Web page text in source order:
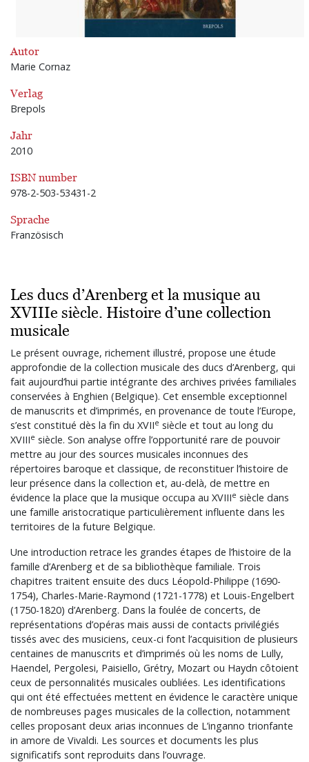
Autor
Marie Cornaz
Verlag
Brepols
Jahr
2010
ISBN number
978-2-503-53431-2
Sprache
Französisch
Les ducs d’Arenberg et la musique au
XVIIIe siècle. Histoire d’une collection
musicale
Le présent ouvrage, richement illustré, propose une étude
approfondie de la collection musicale des ducs d’Arenberg, qui
fait aujourd’hui partie intégrante des archives privées familiales
conservées à Enghien (Belgique). Cet ensemble exceptionnel
de manuscrits et d’imprimés, en provenance de toute l’Europe,
s’est constitué dès la fin du XVIIe siècle et tout au long du
XVIIIe siècle. Son analyse offre l’opportunité rare de pouvoir
mettre au jour des sources musicales inconnues des
répertoires baroque et classique, de reconstituer l’histoire de
leur présence dans la collection et, au-delà, de mettre en
évidence la place que la musique occupa au XVIIIe siècle dans
une famille aristocratique particulièrement influente dans les
territoires de la future Belgique.
Une introduction retrace les grandes étapes de l’histoire de la
famille d’Arenberg et de sa bibliothèque familiale. Trois
chapitres traitent ensuite des ducs Léopold-Philippe (1690-
1754), Charles-Marie-Raymond (1721-1778) et Louis-Engelbert
(1750-1820) d’Arenberg. Dans la foulée de concerts, de
représentations d’opéras mais aussi de contacts privilégiés
tissés avec des musiciens, ceux-ci font l’acquisition de plusieurs
centaines de manuscrits et d’imprimés où les noms de Lully,
Haendel, Pergolesi, Paisiello, Grétry, Mozart ou Haydn côtoient
ceux de personnalités musicales oubliées. Les identifications
qui ont été effectuées mettent en évidence le caractère unique
de nombreuses pages musicales de la collection, notamment
celles proposant deux arias inconnues de L’inganno trionfante
in amore de Vivaldi. Les sources et documents les plus
significatifs sont reproduits dans l’ouvrage.